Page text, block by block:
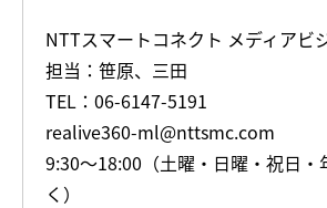
NTTスマートコネクト メディアビ
担当：笹原、三田
TEL：06-6147-5191
realive360-ml@nttsmc.com
9:30～18:00（土曜・日曜・祝日・
く）